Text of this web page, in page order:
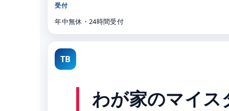
受付
年中無休・24時間受付
TB
わが家のマイス